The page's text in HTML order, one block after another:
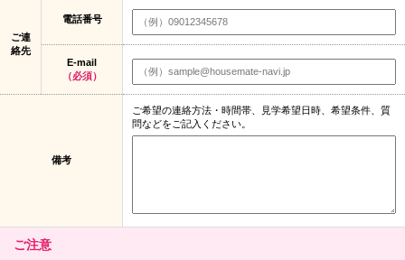
ご連
絡先
電話番号
E-mail
（必須）
備考
ご希望の連絡方法・時間帯、見学希望日時、希望条件、質
問などをご記入ください。
ご注意